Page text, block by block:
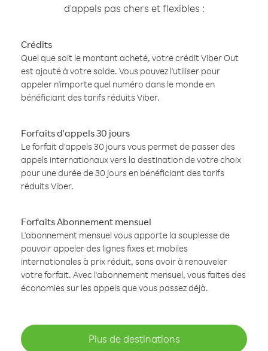
d'appels pas chers et flexibles :
Crédits
Quel que soit le montant acheté, votre crédit Viber Out
est ajouté à votre solde. Vous pouvez l'utiliser pour
appeler n'importe quel numéro dans le monde en
bénéficiant des tarifs réduits Viber.
Forfaits d'appels 30 jours
Le forfait d'appels 30 jours vous permet de passer des
appels internationaux vers la destination de votre choix
pour une durée de 30 jours en bénéficiant des tarifs
réduits Viber.
Forfaits Abonnement mensuel
L'abonnement mensuel vous apporte la souplesse de
pouvoir appeler des lignes fixes et mobiles
internationales à prix réduit, sans avoir à renouveler
votre forfait. Avec l'abonnement mensuel, vous faites des
économies sur les appels que vous passez déjà.
Plus de destinations